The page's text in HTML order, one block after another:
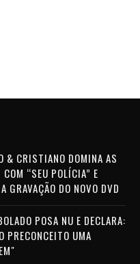
& CRISTIANO DOMINA AS
COM “SEU POLÍCIA” E
GRAVAÇÃO DO NOVO DVD
POSA NU E DECLARA:
PRECONCEITO UMA